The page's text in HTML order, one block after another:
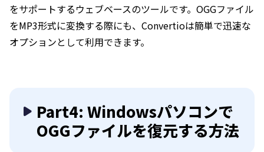
をサポートするウェブベースのツールです。OGGファイル
をMP3形式に変換する際にも、Convertioは簡単で迅速な
オプションとして利用できます。
Part4: Windowsパソコンで
OGGファイルを復元する方法